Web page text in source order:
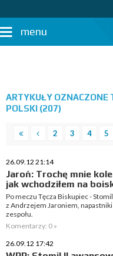
menu
ARTYKUŁY OZNACZONE
POLSKI (207)
2 3 4 5
26.09.12 21:14
Jaroń: Trochę mnie
jak wchodziłem na
Po meczu Tęcza Biskupiec -
z Andrzejem Jaroniem,
zespołu.
Komentarzy: 0 »
26.09.12 17:42